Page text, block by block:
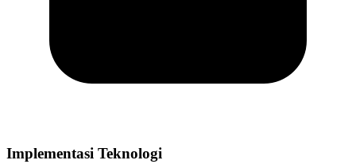
Implementasi Teknologi